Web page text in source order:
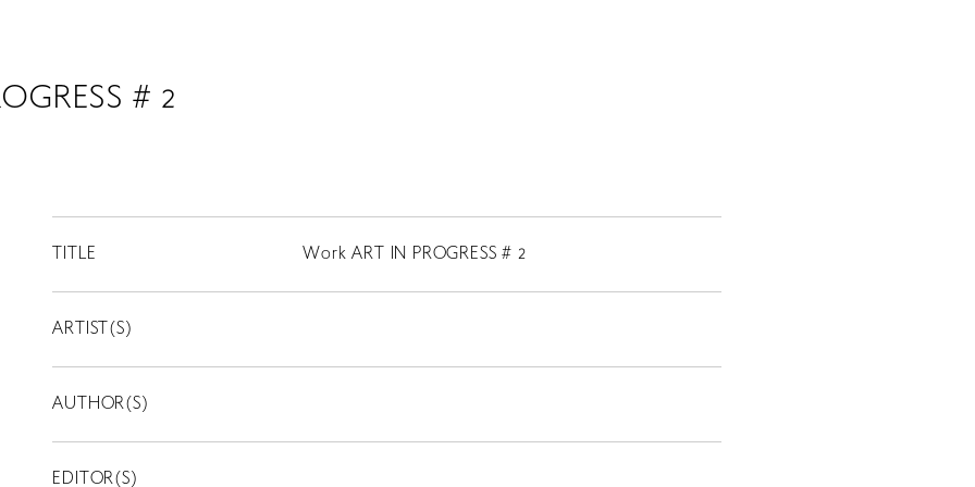
# 2
TITLE Work ART IN PROGRESS # 2
ARTIST(S)
AUTHOR(S)
EDITOR(S)